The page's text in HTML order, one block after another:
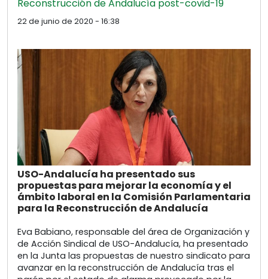
Reconstrucción de Andalucía post-covid-19
22 de junio de 2020 - 16:38
USO-Andalucía ha presentado sus
propuestas para mejorar la economía y el
ámbito laboral en la Comisión Parlamentaria
para la Reconstrucción de Andalucía
Eva Babiano, responsable del área de Organización y
de Acción Sindical de USO-Andalucía, ha presentado
en la Junta las propuestas de nuestro sindicato para
avanzar en la reconstrucción de Andalucía tras el